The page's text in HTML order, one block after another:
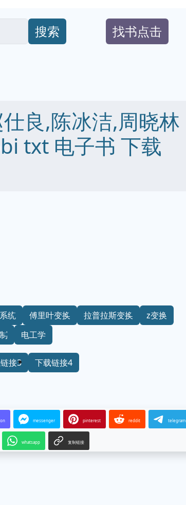
搜索 找书点击
良,陈冰洁,周晓林
txt 电子书 下载
统 傅里叶变换 拉普拉斯变换
z变换
电工学
接3 下载链接4
messenger pinterest reddit telegram
whatsapp 复制链接